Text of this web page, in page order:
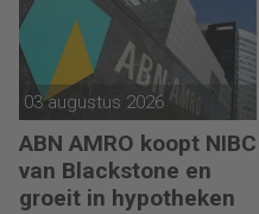
03 augustus 2026
ABN AMRO koopt NIBC
van Blackstone en
groeit in hypotheken